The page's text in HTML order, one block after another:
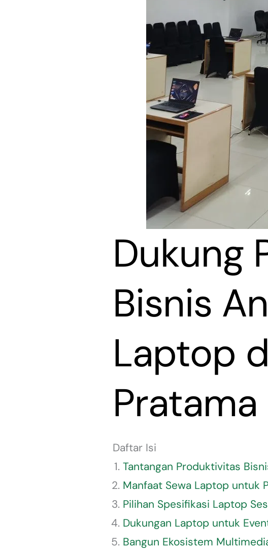
Dukung
Bisnis
Laptop
Pratama
Daftar Isi
Tantangan Produktivitas
Manfaat Sewa Laptop untuk
Pilihan Spesifikasi Laptop
Dukungan Laptop untuk
Bangun Ekosistem